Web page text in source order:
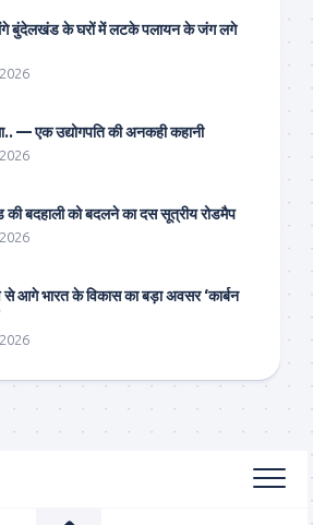
बुंदेलखंड के घरों में लटके पलायन के जंग लगे
— एक उद्योगपति की अनकही कहानी
बदहाली को बदलने का दस सूत्रीय रोडमैप
से आगे भारत के विकास का बड़ा अवसर ‘कार्बन